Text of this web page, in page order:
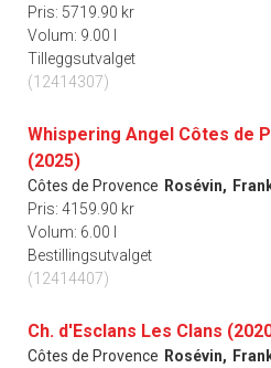
Pris: 5719.90 kr
Volum: 9.00 l
Tilleggsutvalget
(12414307)
Whispering Angel Côtes de
(2025)
Côtes de Provence Rosévin,
Pris: 4159.90 kr
Volum: 6.00 l
Bestillingsutvalget
(12414407)
Ch. d'Esclans Les Clans
Côtes de Provence Rosévin,